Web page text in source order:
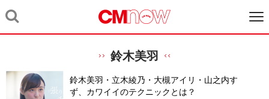
鈴木美羽
鈴木美羽・立木綾乃・大槻アイリ・山之内す
ず、カワイイのテクニックとは？